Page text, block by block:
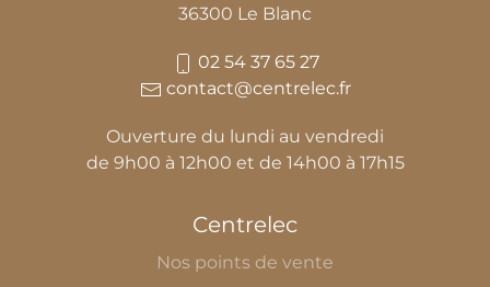
36300 Le Blanc
02 54 37 65 27
contact@centrelec.fr
Ouverture du lundi au vendredi
de 9h00 à 12h00 et de 14h00 à 17h15
Centrelec
Nos points de vente